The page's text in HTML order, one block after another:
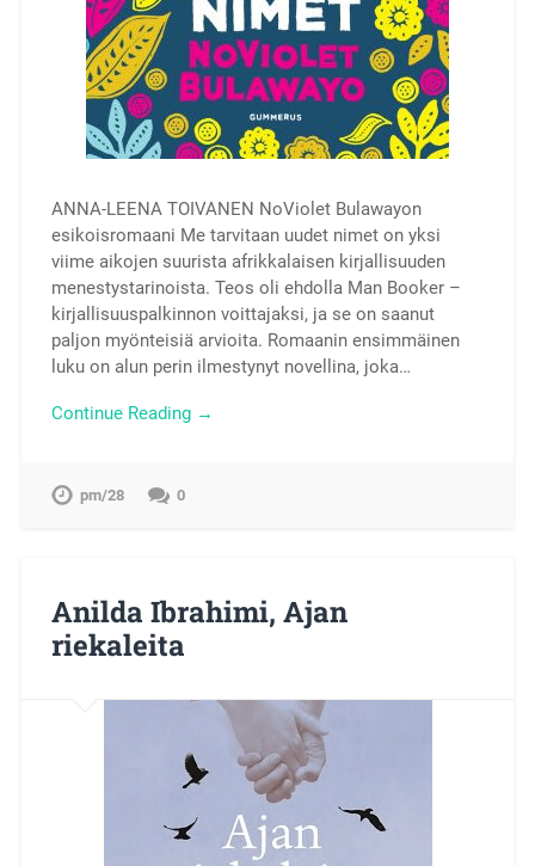
ANNA-LEENA TOIVANEN NoViolet Bulawayon
esikoisromaani Me tarvitaan uudet nimet on yksi
viime aikojen suurista afrikkalaisen kirjallisuuden
menestystarinoista. Teos oli ehdolla Man Booker –
kirjallisuuspalkinnon voittajaksi, ja se on saanut
paljon myönteisiä arvioita. Romaanin ensimmäinen
luku on alun perin ilmestynyt novellina, joka…
Continue Reading →
pm/28 0
Anilda Ibrahimi, Ajan
riekaleita